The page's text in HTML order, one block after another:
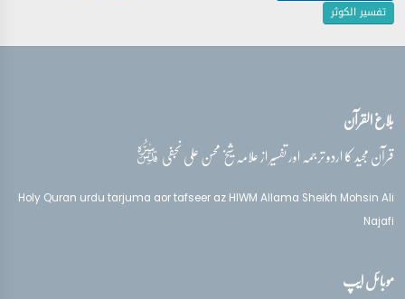
تفسیر الکوثر
بلاغ القرآن
قرآن مجید کا اردو ترجمہ اور تفسیر از علامہ شیخ محسن علی نجفیقدس‌سره
Holy Quran urdu tarjuma aor tafseer az HIWM Allama Sheikh Mohsin Ali
Najafi
موبائل ایپ